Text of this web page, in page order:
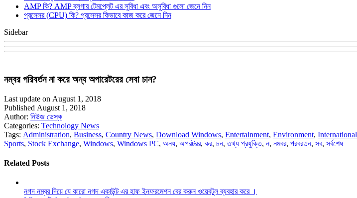
AMP কি? AMP ব্লগার টেমপ্লেট এর সুবিধা এবং অসুবিধা গুলো জেনে নিন
প্রসেসর (CPU) কি? প্রসেসর কিভাবে কাজ করে জেনে নিন
Sidebar
নম্বর পরিবর্তন না করে অন্য অপারেটরের সেবা চান?
Last update on August 1, 2018
Published August 1, 2018
Author: নিউজ ডেস্ক
Categories: Technology News
Tags: Administration, Business, Country News, Download Windows, Entertainment, Environment, International
Sports, Stock Exchange, Windows, Windows PC, অনয, অপরটরর, কর, চন,তথ্য প্রযুক্তি, ন, নমবর, পরবরতন, সব, সর্বশেষ
Related Posts
নগদ নম্বর দিয়ে যে কারো নগদ একাউন্ট এর হাফ ইনফরমেশন বের করুন ওয়েবটুল ব্যবহার করে ।